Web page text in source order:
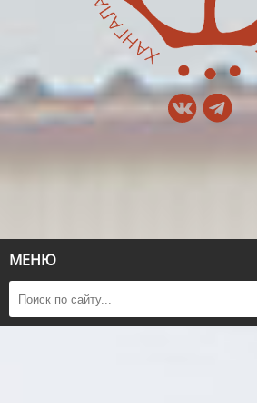
МЕНЮ